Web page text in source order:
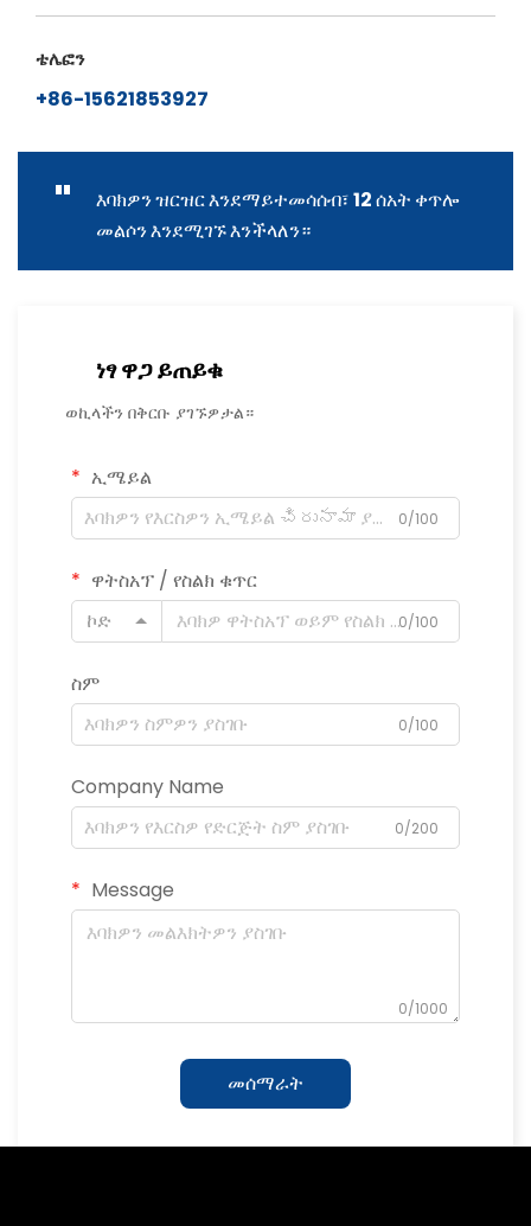
ቴሌፎን
+86-15621853927
"
እባክዎን ዝርዝር እንደማይተመሳሰብ፣ 12 ሰአት ቀጥሎ
መልሶን እንደሚገኙ እንችላለን።
ነፃ ዋጋ ይጠይቁ
ወኪላችን በቅርቡ ያገኙዎታል።
ኢሜይል
0/100
ዋትስአፕ / የስልክ ቁጥር
ኮድ
0/100
ስም
0/100
Company Name
0/200
Message
0/1000
መሰማራት